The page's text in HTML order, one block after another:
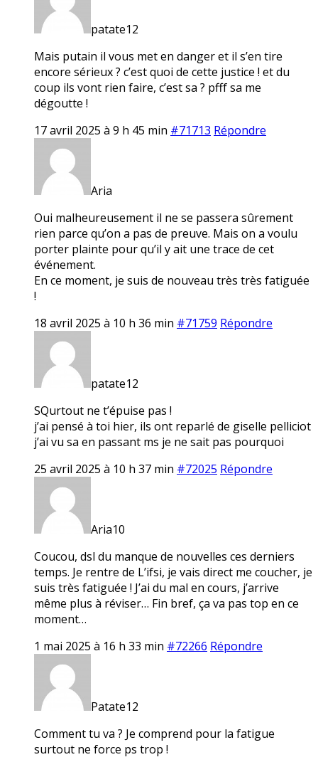
patate12
Mais putain il vous met en danger et il s’en tire
encore sérieux ? c’est quoi de cette justice ! et du
coup ils vont rien faire, c’est sa ? pfff sa me
dégoutte !
17 avril 2025 à 9 h 45 min #71713 Répondre
Aria
Oui malheureusement il ne se passera sûrement
rien parce qu’on a pas de preuve. Mais on a voulu
porter plainte pour qu’il y ait une trace de cet
événement.
En ce moment, je suis de nouveau très très fatiguée
!
18 avril 2025 à 10 h 36 min #71759 Répondre
patate12
SQurtout ne t’épuise pas !
j’ai pensé à toi hier, ils ont reparlé de giselle pelliciot
j’ai vu sa en passant ms je ne sait pas pourquoi
25 avril 2025 à 10 h 37 min #72025 Répondre
Aria10
Coucou, dsl du manque de nouvelles ces derniers
temps. Je rentre de L’ifsi, je vais direct me coucher, je
suis très fatiguée ! J’ai du mal en cours, j’arrive
même plus à réviser… Fin bref, ça va pas top en ce
moment…
1 mai 2025 à 16 h 33 min #72266 Répondre
Patate12
Comment tu va ? Je comprend pour la fatigue
surtout ne force ps trop !